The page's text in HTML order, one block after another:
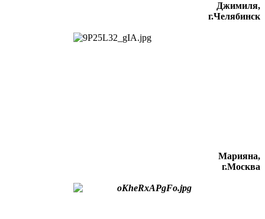
Джимиля,
г.Челябинск
Марияна,
г.Москва